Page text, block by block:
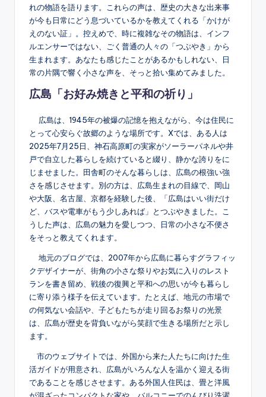
れの物語を語ります。これらの声は、歴史の大きな出来事
が今も日常にどう息づいているかを教えてくれる「かけが
えのない証」。控えめで、時に複雑なその物語は、インフ
ルエンサーではない、ごく普通の人々の「つぶやき」から
生まれます。あなたも感じたことがあるかもしれない、日
常の片隅で響く小さな声を、そっと拾い集めてみました。
広島「お好み焼きと平和の祈り」
広島は、1945年の被爆の記憶を抱えながら、今は住民に
とって心安らぐ故郷のような場所です。Xでは、ある人は
2025年7月25日、神石高原町の実家がソーラーパネルや井
戸で自立した暮らしを続けていると綴り、静かな誇りをに
じませました。田舎町のそんな暮らしは、広島の根強い強
さを感じさせます。別の方は、広島生まれの目線で、岡山
や大阪、名古屋、京都を経験した後、「広島はいい街だけ
ど、バスや電車がもう少しあれば」とつぶやきました。こ
うした声は、広島の魅力を愛しつつ、日常の小さな不便さ
をそっと教えてくれます。
地元のブログでは、2007年から広島に暮らすグラフィッ
クデザイナーが、街角の小さな祭りやお気に入りのレスト
ランを書き留め、戦後の復興と平和への思いが今も暮らし
に寄り添う様子を伝えています。たとえば、地元の市場で
の何気ない会話や、子どもたちが走り回るお祭りの光景
は、広島が歴史を背負いながら笑顔で生きる場所だと示し
ます。
市のウェブサイトでは、外国から来た人たちに向けた生
活ガイドが用意され、広島がいろんな人を温かく迎える街
であることを感じさせます。ある外国人住民は、畳と洋風